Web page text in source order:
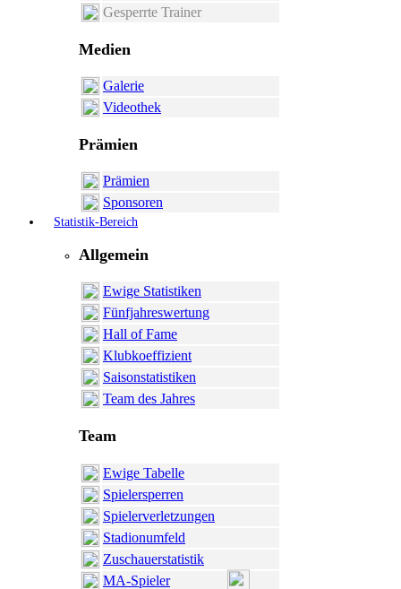
Gesperrte Trainer
Medien
Galerie
Videothek
Prämien
Prämien
Sponsoren
Statistik-Bereich
Allgemein
Ewige Statistiken
Fünfjahreswertung
Hall of Fame
Klubkoeffizient
Saisonstatistiken
Team des Jahres
Team
Ewige Tabelle
Spielersperren
Spielerverletzungen
Stadionumfeld
Zuschauerstatistik
MA-Spieler